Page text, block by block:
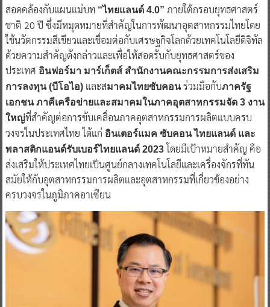
สอดคล้องกับแผนแม่บท “ไทยแลนด์ 4.0” ภายใต้กรอบยุทธศาสตร์
ชาติ 20 ปี ซึ่งมีหมุดหมายที่สำคัญในการพัฒนาอุตสาหกรรมไทยโดย
ใช้นวัตกรรมสีเขียวและเชื่อมต่อกับเศรษฐกิจโลกด้วยเทคโนโลยีดิจิทัล
ด้วยความสำคัญดังกล่าวและเพื่อให้สอดรับกับยุทธศาสตร์ของ
ประเทศ อินฟอร์มา มาร์เก็ตส์ สำนักงานคณะกรรมการส่งเสริม
การลงทุน (บีโอไอ)และสมาคมไทยซับคอนร่วมมือกับภาครัฐ
เอกชน ภาคีเครือข่ายและสมาคมในภาคอุตสาหกรรมจัด 3 งาน
ใหญ่ที่สำคัญต่อการขับเคลื่อนภาคอุตสาหกรรมการผลิตแบบครบ
วงจรในประเทศไทย ได้แก่ อินเตอร์แมค ซับคอน ไทยแลนด์ และ
พลาสติกแอนด์รับเบอร์ไทยแลนด์ 2023โดยมีเป้าหมายสำคัญ คือ
ส่งเสริมให้ประเทศไทยเป็นศูนย์กลางเทคโนโลยีและเครื่องจักรที่ทัน
สมัยให้กับอุตสาหกรรมการผลิตและอุตสาหกรรมที่เกี่ยวข้องอย่าง
ครบวงจรในภูมิภาคอาเซียน